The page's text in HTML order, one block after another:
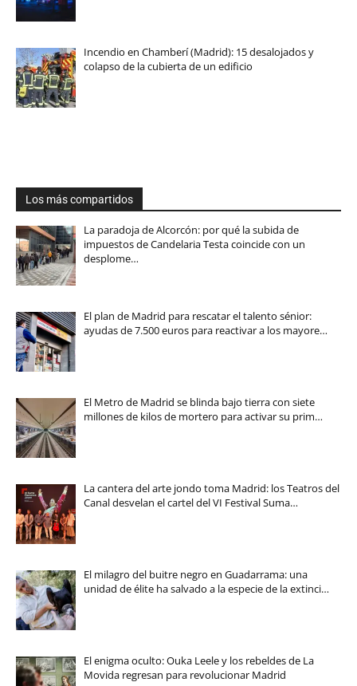
Incendio en Chamberí (Madrid): 15 desalojados y
colapso de la cubierta de un edificio
Los más compartidos
La paradoja de Alcorcón: por qué la subida de
impuestos de Candelaria Testa coincide con un
desplome…
El plan de Madrid para rescatar el talento sénior:
ayudas de 7.500 euros para reactivar a los mayore…
El Metro de Madrid se blinda bajo tierra con siete
millones de kilos de mortero para activar su prim…
La cantera del arte jondo toma Madrid: los Teatros del
Canal desvelan el cartel del VI Festival Suma…
El milagro del buitre negro en Guadarrama: una
unidad de élite ha salvado a la especie de la extinci…
El enigma oculto: Ouka Leele y los rebeldes de La
Movida regresan para revolucionar Madrid